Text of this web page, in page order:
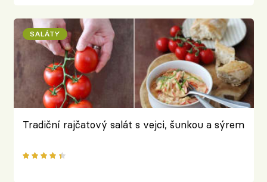
SALÁTY
Tradiční rajčatový salát s vejci, šunkou a sýrem